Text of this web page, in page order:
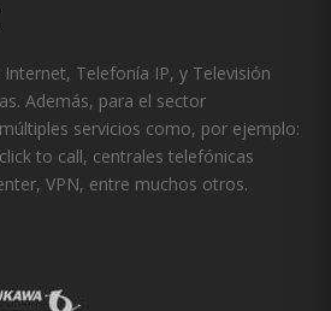
Telefonía IP, y Televisión
Además, para el sector
servicios como, por ejemplo:
to call, centrales telefónicas
VPN, entre muchos otros.